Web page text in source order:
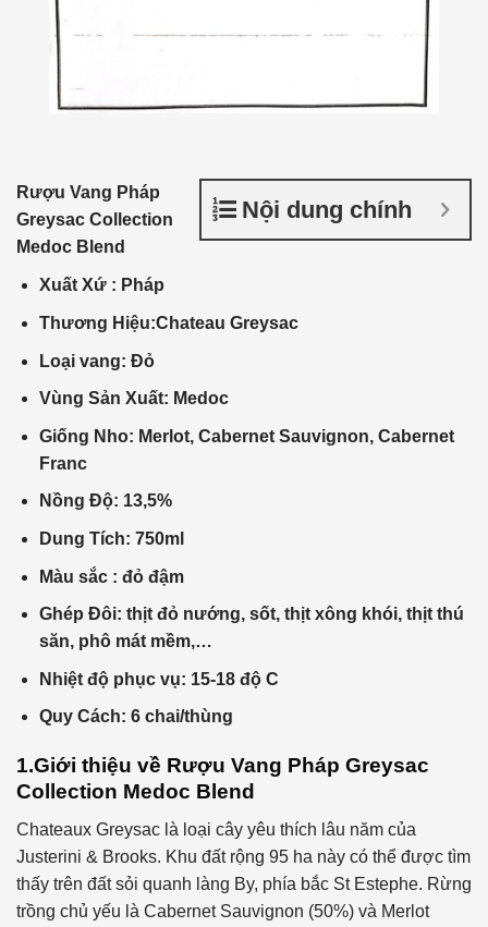
Nội dung chính
Rượu Vang Pháp
Greysac Collection
Medoc Blend
Xuất Xứ : Pháp
Thương Hiệu:Chateau Greysac
Loại vang: Đỏ
Vùng Sản Xuất: Medoc
Giống Nho: Merlot, Cabernet Sauvignon, Cabernet
Franc
Nồng Độ: 13,5%
Dung Tích: 750ml
Màu sắc : đỏ đậm
Ghép Đôi: thịt đỏ nướng, sốt, thịt xông khói, thịt thú
săn, phô mát mềm,…
Nhiệt độ phục vụ: 15-18 độ C
Quy Cách: 6 chai/thùng
1.Giới thiệu về Rượu Vang Pháp Greysac
Collection Medoc Blend
Chateaux Greysac là loại cây yêu thích lâu năm của
Justerini & Brooks. Khu đất rộng 95 ha này có thể được tìm
thấy trên đất sỏi quanh làng By, phía bắc St Estephe. Rừng
trồng chủ yếu là Cabernet Sauvignon (50%) và Merlot